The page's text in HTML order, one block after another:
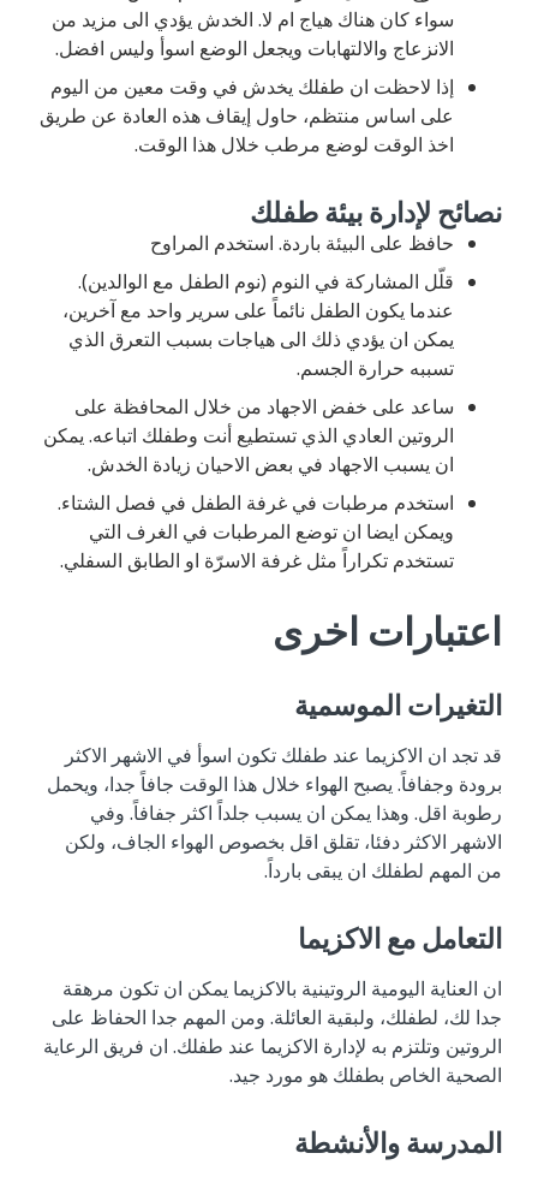
سواء كان هناك هياج ام لا. الخدش يؤدي الى مزيد من
الانزعاج والالتهابات ويجعل الوضع اسوأ وليس افضل.
إذا لاحظت ان طفلك يخدش في وقت معين من اليوم
على اساس منتظم، حاول إيقاف هذه العادة عن طريق
اخذ الوقت لوضع مرطب خلال هذا الوقت.
نصائح لإدارة بيئة طفلك
حافظ على البيئة باردة. استخدم المراوح
قلّل المشاركة في النوم (نوم الطفل مع الوالدين).
عندما يكون الطفل نائماً على سرير واحد مع آخرين،
يمكن ان يؤدي ذلك الى هياجات بسبب التعرق الذي
تسببه حرارة الجسم.
ساعد على خفض الاجهاد من خلال المحافظة على
الروتين العادي الذي تستطيع أنت وطفلك اتباعه. يمكن
ان يسبب الاجهاد في بعض الاحيان زيادة الخدش.
استخدم مرطبات في غرفة الطفل في فصل الشتاء.
ويمكن ايضا ان توضع المرطبات في الغرف التي
تستخدم تكراراً مثل غرفة الاسرّة او الطابق السفلي.
اعتبارات اخرى
التغيرات الموسمية
قد تجد ان الاكزيما عند طفلك تكون اسوأ في الاشهر الاكثر
برودة وجفافاً. يصبح الهواء خلال هذا الوقت جافاً جدا، ويحمل
رطوبة اقل. وهذا يمكن ان يسبب جلداً اكثر جفافاً. وفي
الاشهر الاكثر دفئا، تقلق اقل بخصوص الهواء الجاف، ولكن
من المهم لطفلك ان يبقى بارداً.
التعامل مع الاكزيما
ان العناية اليومية الروتينية بالاكزيما يمكن ان تكون مرهقة
جدا لك، لطفلك، ولبقية العائلة. ومن المهم جدا الحفاظ على
الروتين وتلتزم به لإدارة الاكزيما عند طفلك. ان فريق الرعاية
الصحية الخاص بطفلك هو مورد جيد.
المدرسة والأنشطة